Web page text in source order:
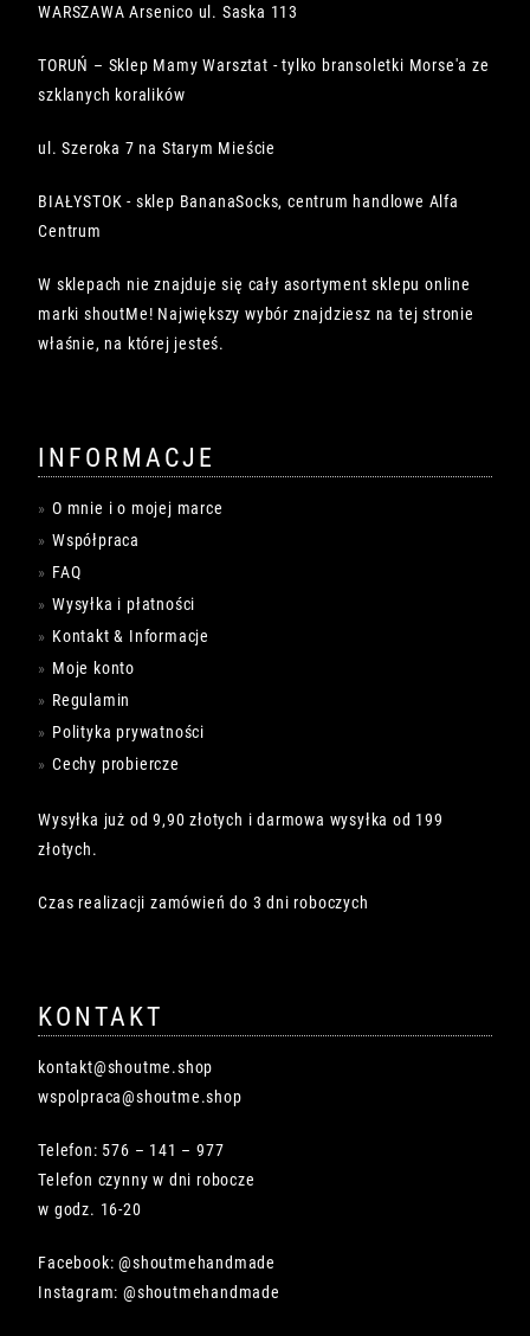
WARSZAWA Arsenico ul. Saska 113
TORUŃ – Sklep Mamy Warsztat - tylko bransoletki Morse'a ze
szklanych koralików
ul. Szeroka 7 na Starym Mieście
BIAŁYSTOK - sklep BananaSocks, centrum handlowe Alfa
Centrum
W sklepach nie znajduje się cały asortyment sklepu online
marki shoutMe! Największy wybór znajdziesz na tej stronie
właśnie, na której jesteś.
INFORMACJE
O mnie i o mojej marce
Współpraca
FAQ
Wysyłka i płatności
Kontakt & Informacje
Moje konto
Regulamin
Polityka prywatności
Cechy probiercze
Wysyłka już od 9,90 złotych i darmowa wysyłka od 199
złotych.
Czas realizacji zamówień do 3 dni roboczych
KONTAKT
kontakt@shoutme.shop
wspolpraca@shoutme.shop
Telefon: 576 – 141 – 977
Telefon czynny w dni robocze
w godz. 16-20
Facebook: @shoutmehandmade
Instagram: @shoutmehandmade